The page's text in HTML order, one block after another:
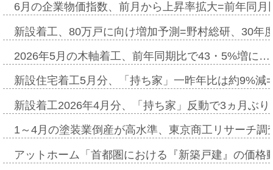
6月の企業物価指数、前月から上昇率拡大=前年同
新設着工、80万戸に向け増加予測=野村総研、30年
2026年5月の木軸着工、前年同期比で43・5%増に…
新設住宅着工5月分、「持ち家」一昨年比は約9%
新設着工2026年4月分、「持ち家」反動で3ヵ月ぶ
1～4月の塗装業倒産が高水準、東京商工リサーチ
アットホーム「首都圏における『新築戸建』の価